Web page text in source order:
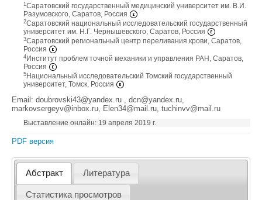
1 Саратовский государственный медицинский университет им. В.И.
Разумовского, Саратов, Россия
2Саратовский национальный исследовательский государственный
университет им. Н.Г. Чернышевского, Саратов, Россия
3Саратовский региональный центр переливания крови, Саратов,
Россия
4 Институт проблем точной механики и управления РАН, Саратов,
Россия
5 Национальный исследовательский Томский государственный
университет, Томск, Россия
Email: doubrovski43@yandex.ru , dcn@yandex.ru,
markovsergeyv@inbox.ru, Elen34@mail.ru, tuchinvv@mail.ru
Выставление онлайн: 19 апреля 2019 г.
PDF версия
Абстракт Литература
Статистика просмотров